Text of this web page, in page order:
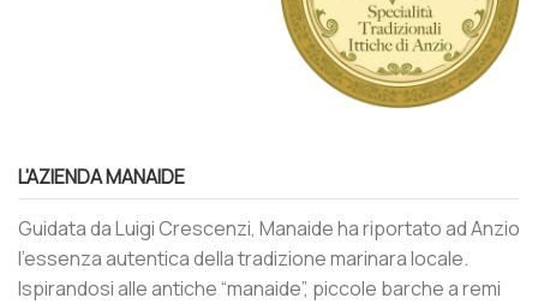
L'AZIENDA MANAIDE
Guidata da Luigi Crescenzi, Manaide ha riportato ad Anzio
l’essenza autentica della tradizione marinara locale.
Ispirandosi alle antiche “manaide”, piccole barche a remi